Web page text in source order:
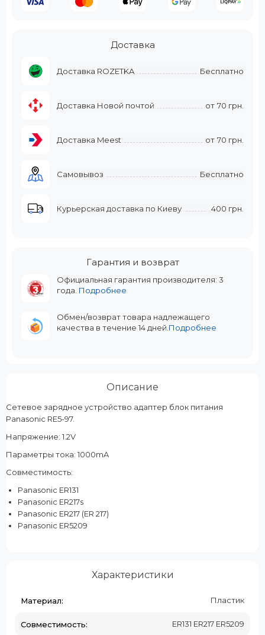
Доставка
Доставка ROZETKA Бесплатно
Доставка Новой почтой от 70 грн.
Доставка Meest от 70 грн.
Самовывоз Бесплатно
Курьерская доставка по Киеву 400 грн.
Гарантия и возврат
Официальная гарантия производителя: 3
года. Подробнее
Обмен/возврат товара надлежащего
качества в течение 14 дней. Подробнее
Описание
Сетевое зарядное устройство адаптер блок питания
Panasonic RE5-97.
Напряжение: 1.2V
Параметры тока: 1000mA
Совместимость:
Panasonic ER131
Panasonic ER217s
Panasonic ER217 (ER 217)
Panasonic ER5209
Характеристики
Материал: Пластик
Совместимость: ER131 ER217 ER5209